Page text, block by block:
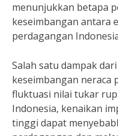
menunjukkan betapa
keseimbangan antara
perdagangan
Salah satu dampak
keseimbangan neraca
fluktuasi nilai tukar
Indonesia, kenaikan
tinggi dapat